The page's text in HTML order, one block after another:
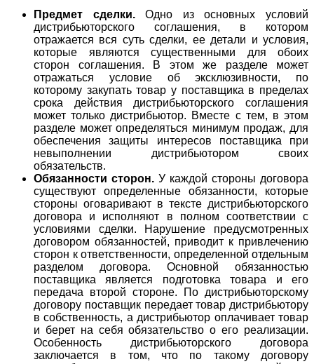
Предмет сделки.Одно из основных условий
дистрибьюторского соглашения, в котором
отражается вся суть сделки, ее детали и условия,
которые являются существенными для обоих
сторон соглашения. В этом же разделе может
отражаться условие об эксклюзивности, по
которому закупать товар у поставщика в пределах
срока действия дистрибьюторского соглашения
может только дистрибьютор. Вместе с тем, в этом
разделе может определяться минимум продаж, для
обеспечения защиты интересов поставщика при
невыполнении дистрибьютором своих
обязательств.
Обязанности сторон. У каждой стороны договора
существуют определенные обязанности, которые
стороны оговаривают в тексте дистрибьюторского
договора и исполняют в полном соответствии с
условиями сделки. Нарушение предусмотренных
договором обязанностей, приводит к привлечению
сторон к ответственности, определенной отдельным
разделом договора. Основной обязанностью
поставщика является подготовка товара и его
передача второй стороне. По дистрибьюторскому
договору поставщик передает товар дистрибьютору
в собственность, а дистрибьютор оплачивает товар
и берет на себя обязательство о его реализации.
Особенность дистрибьюторского договора
заключается в том, что по такому договору